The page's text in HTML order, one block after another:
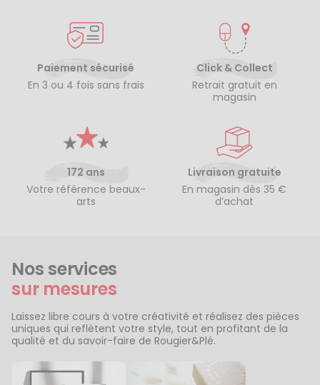
Paiement sécurisé
En 3 ou 4 fois sans frais
Click & Collect
Retrait gratuit en
magasin
172 ans
Votre référence beaux-
arts
Livraison gratuite
En magasin dès 35 €
d’achat
Nos services
sur mesures
Laissez libre cours à votre créativité et réalisez des pièces
uniques qui reflètent votre style, tout en profitant de la
qualité et du savoir-faire de Rougier&Plé.